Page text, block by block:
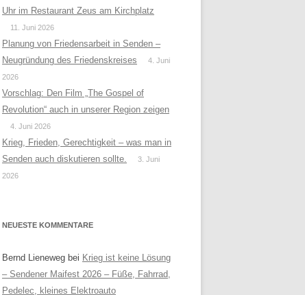
Uhr im Restaurant Zeus am Kirchplatz
11. Juni 2026
Planung von Friedensarbeit in Senden –
Neugründung des Friedenskreises
4. Juni
2026
Vorschlag: Den Film „The Gospel of
Revolution“ auch in unserer Region zeigen
4. Juni 2026
Krieg, Frieden, Gerechtigkeit – was man in
Senden auch diskutieren sollte.
3. Juni
2026
NEUESTE KOMMENTARE
Bernd Lieneweg bei Krieg ist keine Lösung
– Sendener Maifest 2026 – Füße, Fahrrad,
Pedelec, kleines Elektroauto